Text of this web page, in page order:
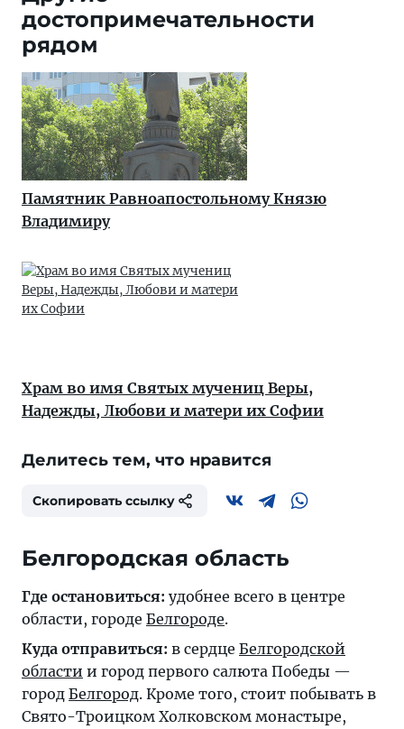
достопримечательности
рядом
Памятник Равноапостольному Князю
Владимиру
Храм во имя Святых мучениц Веры,
Надежды, Любови и матери их Софии
Делитесь тем, что нравится
Скопировать ссылку
Белгородская область
Где остановиться: удобнее всего в центре
области, городе Белгороде.
Куда отправиться: в сердце Белгородской
области и город первого салюта Победы —
город Белгород. Кроме того, стоит побывать в
Свято-Троицком Холковском монастыре,